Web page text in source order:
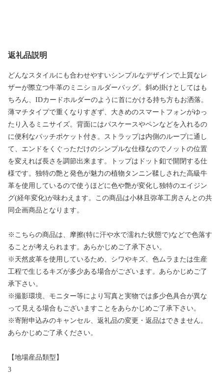
返礼品説明
どんなスタイルにも合わせやすいシンプルなデザインで上質なレ
ザーが際立つ牛革のミニショルダーバッグ。斜め掛けとしてはも
ちろん、IDカードホルダーのように首にかける持ち方もお洒落。
薄マチタイプで重くなりすぎず、大きめのスマートフォンがゆっ
たり入るミニサイズ。背面にはパスケースやペンなどを入れるの
に便利なパッチポケット付き。ストラップは内側のループに通し
て、エンドをくぐっただけのシンプルな仕様なのでノットの位置
を変えれば長さを調節出来ます。トップはドット釦で開閉する仕
様です。独特の艶と発色が魅力の植物タンニン鞣しされた高級牛
革を使用しているので使うほどに色や艶が変化し独特のエイジン
グ(経年変化)が味わえます。この商品は小林且弥革工房さんとの共
同企画商品となります。
※こちらの商品は、摩擦(特に汗や水で濡れた状態で)などで色落す
ることが考えられます。あらかじめご了承下さい。
※天然皮革を使用しているため、シワやキズ、色ムラまたは生産
工程で生じるキズが多少ある場合がございます。あらかじめご了
承下さい。
※撮影環境、モニター等により写真と実物では多少色具合が異な
って見える場合もございますことをあらかじめご了承下さい。
※寄附申込みのキャンセル、返礼品の変更・返品はできません。
あらかじめご了承ください。
【地場産品類型】
3